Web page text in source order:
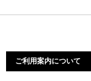
ご利用案内について